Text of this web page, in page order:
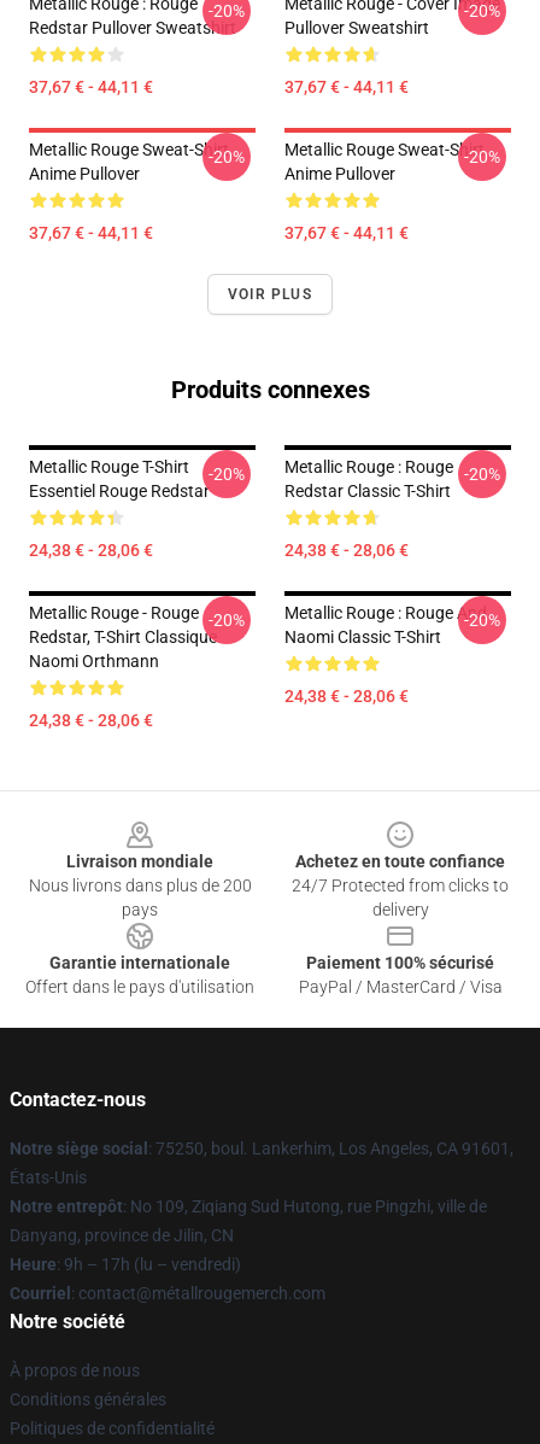
Redstar Pullover Sweatshirt
37,67 € - 44,11 €
-20%
Pullover Sweatshirt
37,67 € - 44,11 €
-20%
Metallic Rouge Sweat-Shirt
Anime Pullover
37,67 € - 44,11 €
-20%
Metallic Rouge Sweat-Shirt
Anime Pullover
37,67 € - 44,11 €
-20%
VOIR PLUS
Produits connexes
Metallic Rouge T-Shirt
Essentiel Rouge Redstar
24,38 € - 28,06 €
-20%
Metallic Rouge : Rouge
Redstar Classic T-Shirt
24,38 € - 28,06 €
-20%
Metallic Rouge - Rouge
Redstar, T-Shirt Classique
Naomi Orthmann
24,38 € - 28,06 €
-20%
Metallic Rouge : Rouge And
Naomi Classic T-Shirt
24,38 € - 28,06 €
-20%
Livraison mondiale
Nous livrons dans plus de 200
pays
Achetez en toute confiance
24/7 Protected from clicks to
delivery
Garantie internationale
Offert dans le pays d'utilisation
Paiement 100% sécurisé
PayPal / MasterCard / Visa
Contactez-nous
Notre siège social : 75250, boul. Lankerhim, Los Angeles, CA 91601,
États-Unis
Notre entrepôt: No 109, Ziqiang Sud Hutong, rue Pingzhi, ville de
Danyang, province de Jilin, CN
Heure: 9h – 17h (lu – vendredi)
Courriel : contact@métallrougemerch.com
Notre société
À propos de nous
Conditions générales
Politiques de confidentialité